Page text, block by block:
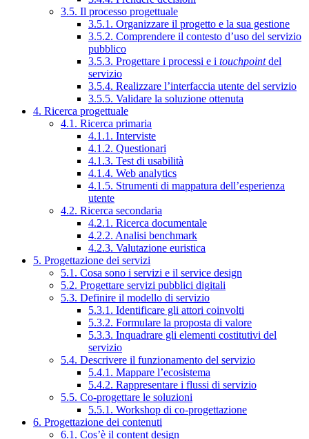
3.5. Il processo progettuale
3.5.1. Organizzare il progetto e la sua gestione
3.5.2. Comprendere il contesto d’uso del servizio
pubblico
3.5.3. Progettare i processi e i touchpointdel
servizio
3.5.4. Realizzare l’interfaccia utente del servizio
3.5.5. Validare la soluzione ottenuta
4. Ricerca progettuale
4.1. Ricerca primaria
4.1.1. Interviste
4.1.2. Questionari
4.1.3. Test di usabilità
4.1.4. Web analytics
4.1.5. Strumenti di mappatura dell’esperienza
utente
4.2. Ricerca secondaria
4.2.1. Ricerca documentale
4.2.2. Analisi benchmark
4.2.3. Valutazione euristica
5. Progettazione dei servizi
5.1. Cosa sono i servizi e il service design
5.2. Progettare servizi pubblici digitali
5.3. Definire il modello di servizio
5.3.1. Identificare gli attori coinvolti
5.3.2. Formulare la proposta di valore
5.3.3. Inquadrare gli elementi costitutivi del
servizio
5.4. Descrivere il funzionamento del servizio
5.4.1. Mappare l’ecosistema
5.4.2. Rappresentare i flussi di servizio
5.5. Co-progettare le soluzioni
5.5.1. Workshop di co-progettazione
6. Progettazione dei contenuti
6.1. Cos’è il content design